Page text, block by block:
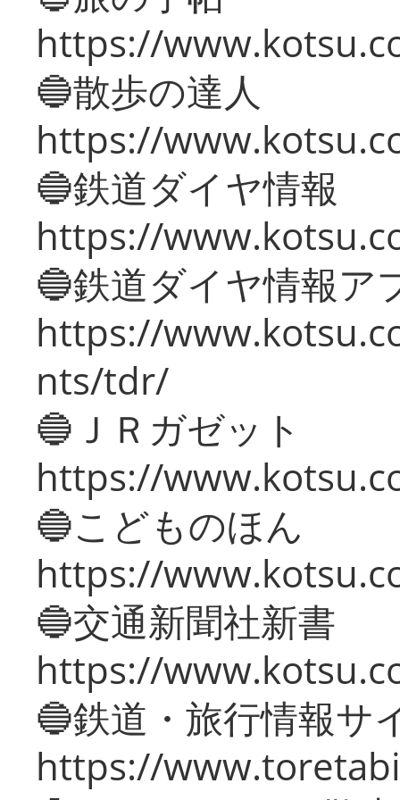
https://
🔵散歩の達人
https://
🔵鉄道ダイヤ情報
https://
🔵鉄道ダイヤ情報ア
https://
nts/tdr/
🔵ＪＲガゼット
https://
🔵こどものほん
https://
🔵交通新聞社新書
https://
🔵鉄道・旅行情報サ
https://